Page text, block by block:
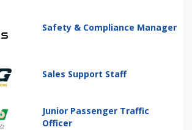
Safety & Compliance Manager
Sales Support Staff
Junior Passenger Traffic
Officer